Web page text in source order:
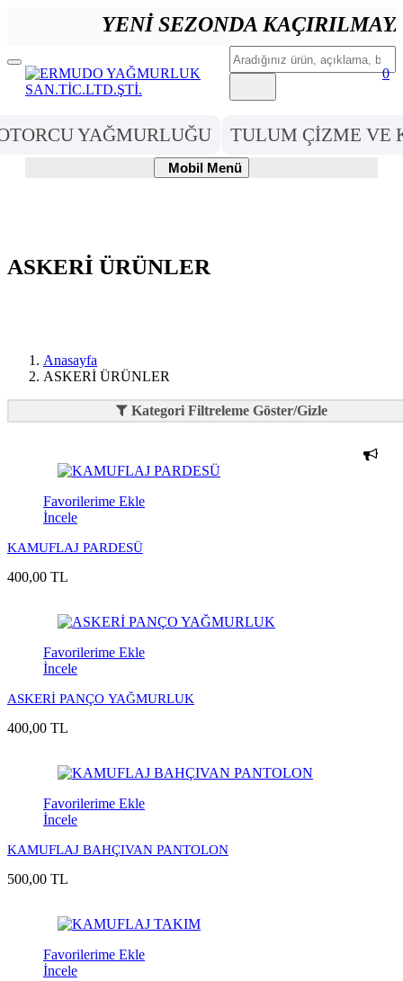
YENİ SEZONDA
Mobil
Menü
Ara
0
YAĞMURLUĞU TULUM ÇİZME VE
Mobil
Menü
Mobil Menü
ASKERİ ÜRÜNLER
Anasayfa
ASKERİ ÜRÜNLER
Kategori Filtreleme Göster/Gizle
Favorilerime Ekle
İncele
KAMUFLAJ PARDESÜ
400,00 TL
Favorilerime Ekle
İncele
ASKERİ PANÇO YAĞMURLUK
400,00 TL
Favorilerime Ekle
İncele
KAMUFLAJ BAHÇIVAN PANTOLON
500,00 TL
Favorilerime Ekle
İncele